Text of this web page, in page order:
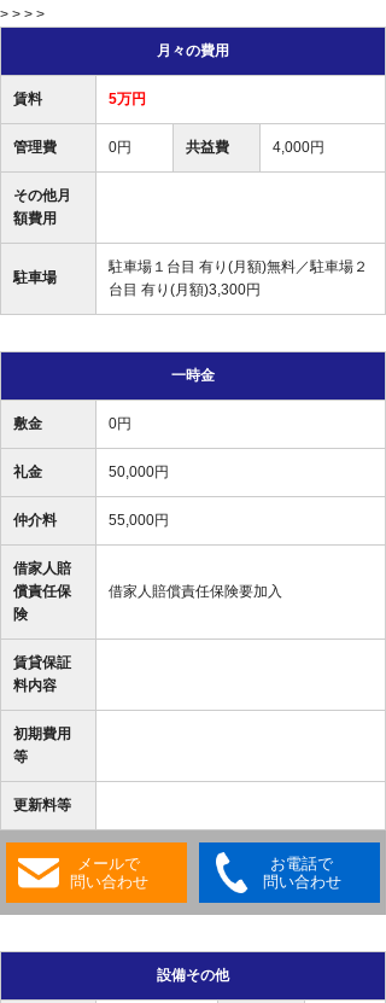
> > > >
月々の費用
賃料 5万円
管理費 0円 共益費 4,000円
その他月
額費用
駐車場
駐車場１台目 有り(月額)無料／駐車場２
台目 有り(月額)3,300円
一時金
敷金 0円
礼金 50,000円
仲介料 55,000円
借家人賠
償責任保
険
借家人賠償責任保険要加入
賃貸保証
料内容
初期費用
等
更新料等
メールで
問い合わせ
お電話で
問い合わせ
設備その他